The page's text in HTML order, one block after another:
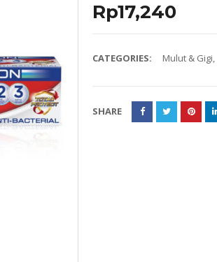
Rp17,240
CATEGORIES: Mulut & Gigi,
SHARE